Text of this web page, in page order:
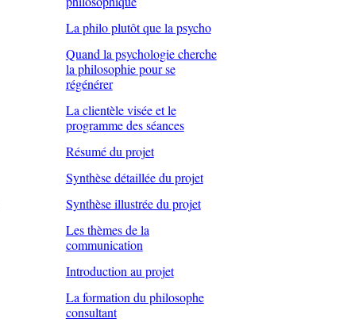
La philo plutôt que la psycho
Quand la psychologie cherche
la philosophie pour se
régénérer
La clientèle visée et le
programme des séances
Résumé du projet
Synthèse détaillée du projet
Synthèse illustrée du projet
Les thèmes de la
communication
Introduction au projet
La formation du philosophe
consultant